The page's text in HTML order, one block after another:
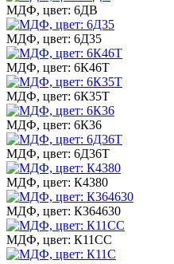
МДФ, цвет: 6ДВ
МДФ, цвет: 6Д35
МДФ, цвет: 6К46Т
МДФ, цвет: 6К35Т
МДФ, цвет: 6К36
МДФ, цвет: 6Д36Т
МДФ, цвет: К4380
МДФ, цвет: К364630
МДФ, цвет: К11СС